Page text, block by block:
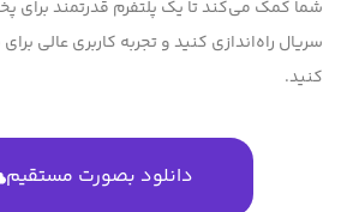
شما کمک می‌کند تا یک پلتفرم قدرتمند برای
سریال راه‌اندازی کنید و تجربه کاربری عالی
کنید.
دانلود بصورت مستقیم